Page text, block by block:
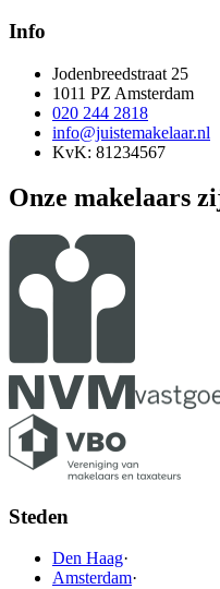
Info
Jodenbreedstraat 25
1011 PZ Amsterdam
020 244 2818
info@juistemakelaar.nl
KvK: 81234567
Onze makelaars
Steden
Den Haag·
Amsterdam·